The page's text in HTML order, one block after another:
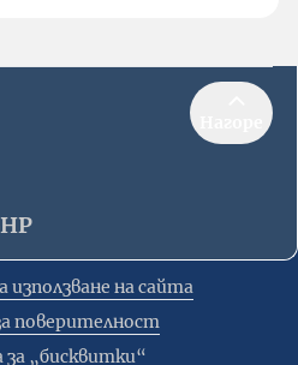
използване на сайта
поверителност
„бисквитки“